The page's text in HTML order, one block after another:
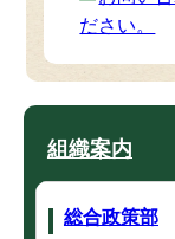
ださい。
組織案内
総合政策部